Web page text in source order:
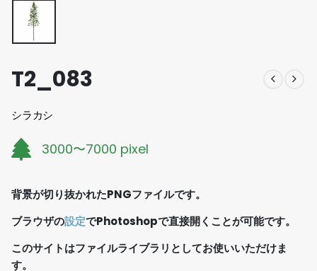
T2_083
シラカシ
3000〜7000 pixel
背景が切り抜かれたPNGファイルです。
ブラウザの設定でPhotoshopで直接開くことが可能です。
このサイトはファイルライブラリとしてお使いいただけま
す。